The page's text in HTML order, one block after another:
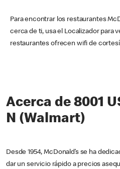
Para encontrar los restaurantes
cerca de ti, usa el Localizador para
restaurantes ofrecen wifi de
Acerca de 8001
N (Walmart)
Desde 1954, McDonald’s se ha
dar un servicio rápido a precios